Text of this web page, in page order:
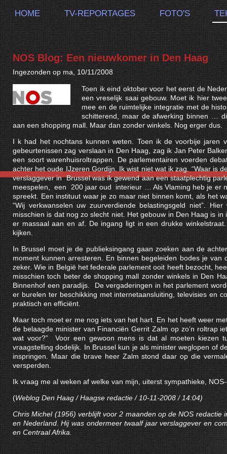
NOS Blog: Een nieuwkomer in Den Haag
Ingezonden op ma, 10/11/2008
Toen ik eind oktober voor het eerst de
een vreselijk saai gebouw. Moet ik hier
mee en de ruimtelijke integratie met de
schitterend, maar de afwerking binnen …
aan een shopping mall. Maar dan zonder winkels. Nog erger dus.
I k had het nochtans kunnen weten. Toen ik de voorbije jaren
gebeurtenissen zag verslaan in Den Haag, zag ik Jan Peter
een soort warenhuisroltrappen. De parlementairen voerden
achter het oude IJzeren Gordijn. Ik wist niet wat ik zag. “Waar is
verslaggever in Brussel was ik gewend aan een staatplechtig
meespelen, een 200 jaar oud interieur … Als Vlaming heb je er
spreekt. Een instituut waar je zo maar niet binnen komt, als het
“Wij verkwanselen uw zuurverdiende belastingsgeld niet”.
misschien is dat nog zo slecht niet. Het gebouw in Den Haag is
er massaal aan en af. De ingang ligt in een drukke
kijken.
In Brussel moet je de publieksingang gaan zoeken aan de
moment kunnen arresteren. En binnen begeleiden bodes je
zeker. Wie in België het federale parlement ooit heeft bezocht,
misschien toch beter de shopping mall zonder winkels in Den
Binnenhof een paradijs. De vergaderingen in het parlement
er burelen ter beschikking met internetaansluiting, televisies en
praktisch en efficiënt.
Maar toch moet er me nog iets van het hart. En het heeft weer
de belaagde minister van Financiën Gerrit Zalm op zo’n roltrap
wat voor?” Voor een gewoon mens is dat al moeten kiezen
vraagstelling dodelijk. In Brussel kun je als minister weglopen of
inspringen. Maar die brave heer Zalm stond daar op die
versperden.
Ik vraag me al weken af welke van mijn, uiterst sympathieke,
(Weblog Den Haag / Haagse redactie / 10-11-2008 / 14:04)
Chris Michel (1956) verblijft voor 2 maanden op de NOS
en Nederland. Hij was ondermeer twaalf jaar verslaggever en
en Centraal Afrika.
HOME TV-REPORTAGES FOTO'S